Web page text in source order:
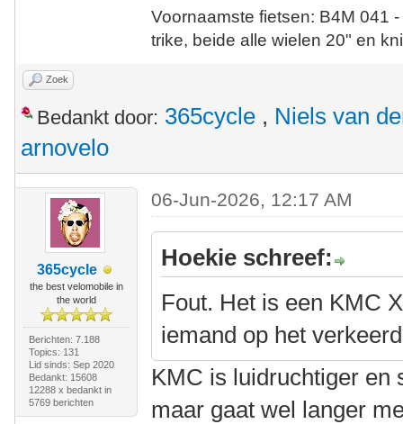
Voornaamste fietsen: B4M
trike, beide alle wielen 20" en
Zoek
Bedankt door: 365cycle , Niels van
arnovelo
365cycle
the best velomobile in
the world
Berichten: 7.188
Topics: 131
Lid sinds: Sep 2020
Bedankt: 15608
12288 x bedankt in
5769 berichten
06-Jun-2026, 12:17 AM
Hoekie schreef:
Fout. Het is een KMC
iemand op het
KMC is luidruchtiger en
maar gaat wel langer